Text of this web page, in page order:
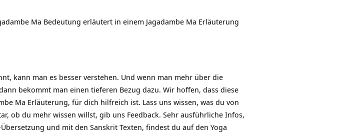
Ma Bedeutung erläutert in einem Jagadambe Ma Erläuterung
kann man es besser verstehen. Und wenn man mehr über die
bekommt man einen tieferen Bezug dazu. Wir hoffen, dass diese
Ma Erläuterung, für dich hilfreich ist. Lass uns wissen, was du von
ob du mehr wissen willst, gib uns Feedback. Sehr ausführliche Infos,
und mit den Sanskrit Texten, findest du auf den Yoga